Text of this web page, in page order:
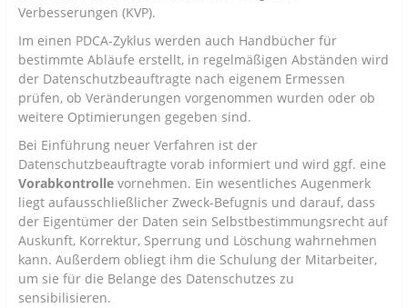
Verbesserungen (KVP).
Im einen PDCA-Zyklus werden auch Handbücher für
bestimmte Abläufe erstellt, in regelmäßigen Abständen wird
der Datenschutzbeauftragte nach eigenem Ermessen
prüfen, ob Veränderungen vorgenommen wurden oder ob
weitere Optimierungen gegeben sind.
Bei Einführung neuer Verfahren ist der
Datenschutzbeauftragte vorab informiert und wird ggf. eine
Vorabkontrollevornehmen. Ein wesentliches Augenmerk
liegt aufausschließlicher Zweck-Befugnis und darauf, dass
der Eigentümer der Daten sein Selbstbestimmungsrecht auf
Auskunft, Korrektur, Sperrung und Löschung wahrnehmen
kann. Außerdem obliegt ihm die Schulung der Mitarbeiter,
um sie für die Belange des Datenschutzes zu
sensibilisieren.